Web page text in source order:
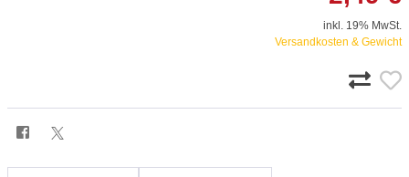
inkl. 19% MwSt.
Versandkosten & Gewicht